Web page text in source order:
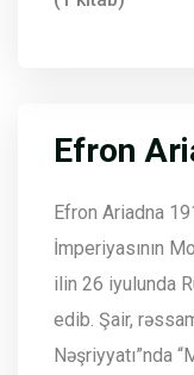
Efron
Efron Ariadna
İmperiyasının
ilin 26 iyulunda
edib. Şair,
Nəşriyyatı”nda